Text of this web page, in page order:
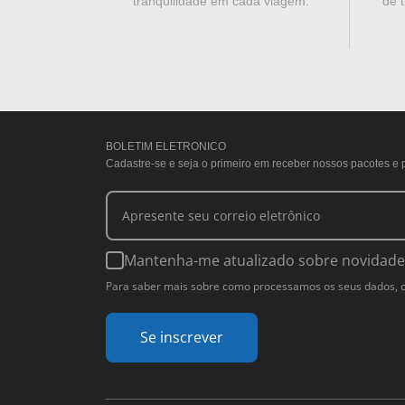
BOLETIM ELETRONICO
Cadastre-se e seja o primeiro em receber nossos pacotes e
Mantenha-me atualizado sobre
Para saber mais sobre como processamos os seus
Se inscrever